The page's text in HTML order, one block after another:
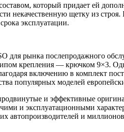
который придает ей
некачественную щетку из
эксплуатации.
для рынка послепродажного
крепления — крючком 9×3.
включению в комплект
популярных моделей
и эффективные
и эксплуатационными
автопроизводителей и